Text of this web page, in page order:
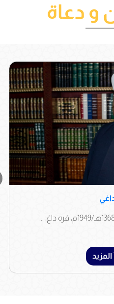
و دعاة
المزيد